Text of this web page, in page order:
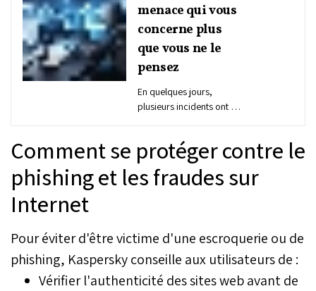
menace qui vous
concerne plus
que vous ne le
pensez
En quelques jours,
plusieurs incidents ont mis
cybercriminalité gagne du
terrain au Maroc. Attaques
d’institutions, fuites de
dans le débat public. Mais
au-delà de leur
réel sur les citoyens reste
Comment se protéger contre le
phishing et les fraudes sur
Internet
Pour éviter d'être victime d'une escroquerie ou de
phishing, Kaspersky conseille aux utilisateurs de :
Vérifier l'authenticité des sites web avant de